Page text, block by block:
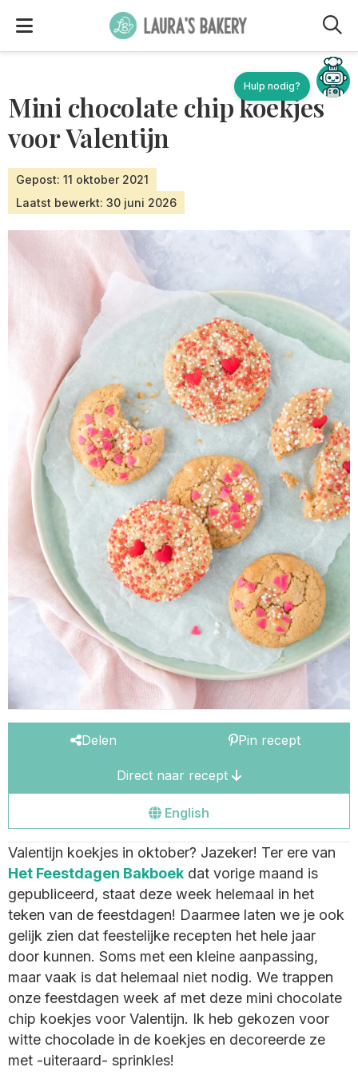
Mini chocolate chip koekjes
voor Valentijn
Gepost: 11 oktober 2021
Laatst bewerkt: 30 juni 2026
Delen Pin recept
English
the
english
site
Direct naar recept
Valentijn koekjes in oktober? Jazeker! Ter ere van
Het Feestdagen Bakboek dat vorige maand is
gepubliceerd, staat deze week helemaal in het
teken van de feestdagen! Daarmee laten we je ook
gelijk zien dat feestelijke recepten het hele jaar
door kunnen. Soms met een kleine aanpassing,
maar vaak is dat helemaal niet nodig. We trappen
onze feestdagen week af met deze mini chocolate
chip koekjes voor Valentijn. Ik heb gekozen voor
witte chocolade in de koekjes en decoreerde ze
met -uiteraard- sprinkles!